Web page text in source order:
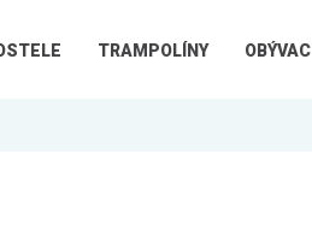
TRAMPOLÍNY OBÝVACÍ